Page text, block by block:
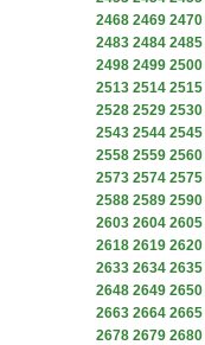
2468 2469 2470
2483 2484 2485
2498 2499 2500
2513 2514 2515
2528 2529 2530
2543 2544 2545
2558 2559 2560
2573 2574 2575
2588 2589 2590
2603 2604 2605
2618 2619 2620
2633 2634 2635
2648 2649 2650
2663 2664 2665
2678 2679 2680